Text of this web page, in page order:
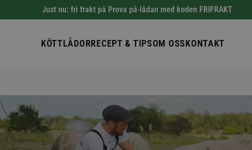
Just nu: fri frakt på Prova på-lådan med koden FRIFRAKT
KÖTTLÅDORRECEPT & TIPSOM OSSKONTAKT